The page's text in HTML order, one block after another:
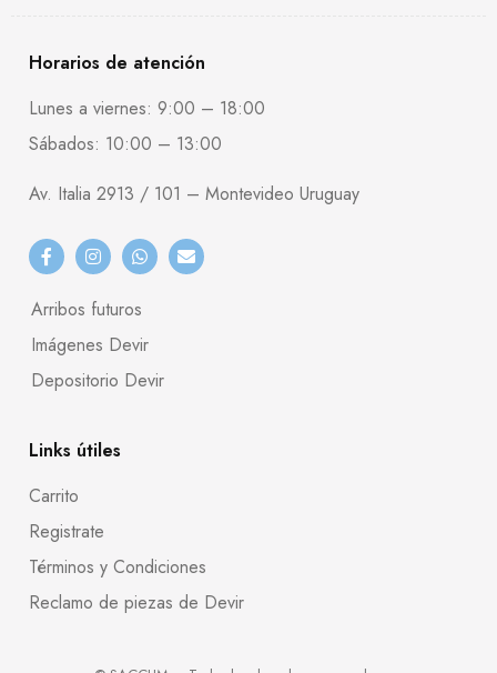
Horarios de atención
Lunes a viernes: 9:00 – 18:00
Sábados: 10:00 – 13:00
Av. Italia 2913 / 101 – Montevideo Uruguay
Arribos futuros
Imágenes Devir
Depositorio Devir
Links útiles
Carrito
Registrate
Términos y Condiciones
Reclamo de piezas de Devir